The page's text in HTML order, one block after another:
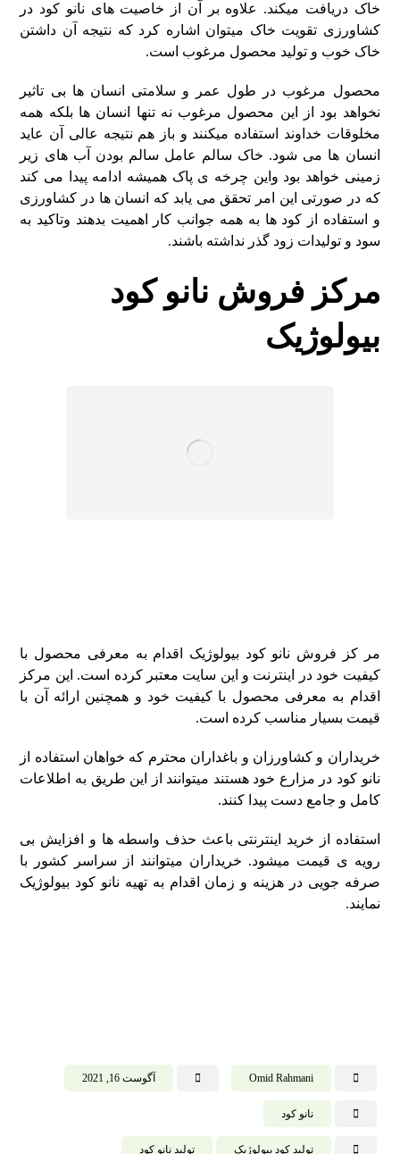
خاک دریافت میکند. علاوه بر آن از خاصیت های نانو کود در
کشاورزی تقویت خاک میتوان اشاره کرد که نتیجه آن داشتن
خاک خوب و تولید محصول مرغوب است.
محصول مرغوب در طول عمر و سلامتی انسان ها بی تاثیر
نخواهد بود از این محصول مرغوب نه تنها انسان ها بلکه همه
مخلوقات خداوند استفاده میکنند و باز هم نتیجه عالی آن عاید
انسان ها می شود. خاک سالم عامل سالم بودن آب های زیر
زمینی خواهد بود واین چرخه ی پاک همیشه ادامه پیدا می کند
که در صورتی این امر تحقق می یابد که انسان ها در کشاورزی
و استفاده از کود ها به همه جوانب کار اهمیت بدهند وتاکید به
سود و تولیدات زود گذر نداشته باشند.
مرکز فروش نانو کود
بیولوژیک
مر کز فروش نانو کود بیولوژیک اقدام به معرفی محصول با
کیفیت خود در اینترنت و این سایت معتبر کرده است. این مرکز
اقدام به معرفی محصول با کیفیت خود و همچنین ارائه آن با
قیمت بسیار مناسب کرده است.
خریداران و کشاورزان و باغداران محترم که خواهان استفاده از
نانو کود در مزارع خود هستند میتوانند از این طریق به اطلاعات
کامل و جامع دست پیدا کنند.
استفاده از خرید اینترنتی باعث حذف واسطه ها و افزایش بی
رویه ی قیمت میشود. خریداران میتوانند از سراسر کشور با
صرفه جویی در هزینه و زمان اقدام به تهیه نانو کود بیولوژیک
نمایند.
Omid Rahmani آگوست 16, 2021
نانو کود
تولید کود بیولوژیک تولید نانو کود